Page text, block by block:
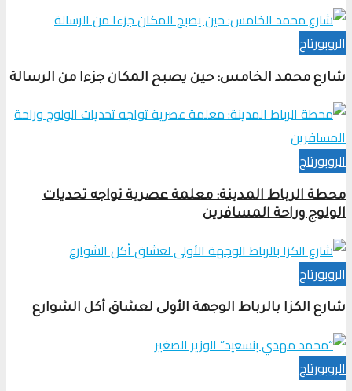
الروبورتاج
شارع محمد الخامس: حين يصبح المكان جزءا من الرسالة
الروبورتاج
محطة الرباط المدينة: معلمة عصرية تواجه تحديات
الولوج وراحة المسافرين
الروبورتاج
شارع الكزا بالرباط الوجهة الأولى لعشاق أكل الشوارع
الروبورتاج